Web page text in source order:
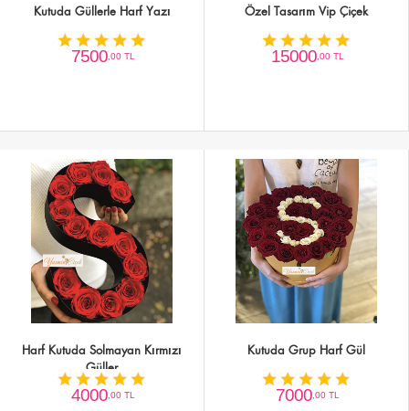
Kutuda Güllerle Harf Yazı
7500,00 TL
Özel Tasarım Vip Çiçek
15000,00 TL
Harf Kutuda Solmayan Kırmızı
Güller
4000,00 TL
Kutuda Grup Harf Gül
7000,00 TL